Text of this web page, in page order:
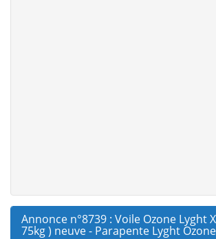
Annonce n°8739 : Voile Ozone Lyght
75kg ) neuve - Parapente Lyght Ozone